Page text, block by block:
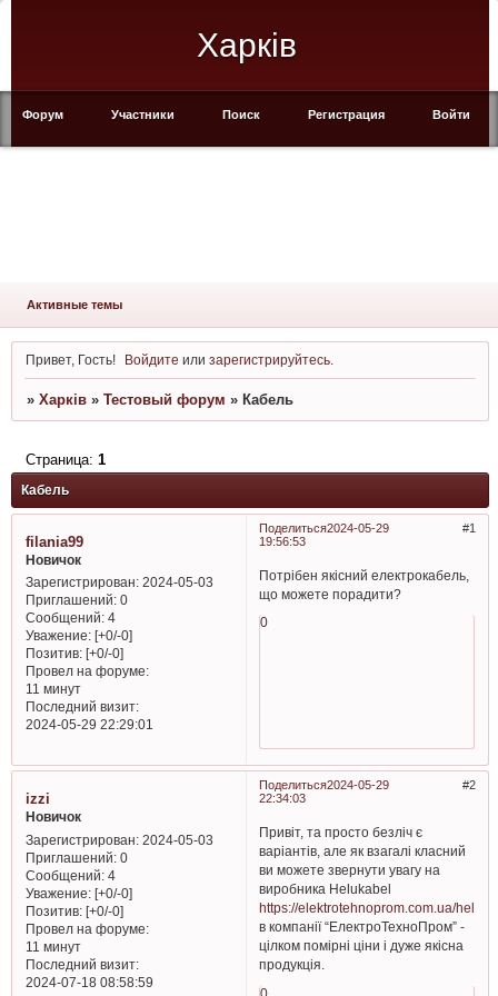
Харків
Форум Участники Поиск Регистрация Войти
Активные темы
Привет, Гость! Войдите илизарегистрируйтесь
» Харків » Тестовый форум » Кабель
Кабель
Страница: 1
Поделиться 1
2024-05-29
19:56:53
filania99
Новичок
Зарегистрирован: 2024-05-03
Приглашений:0
Сообщений:4
Уважение: [+0/-0]
Позитив: [+0/-0]
Провел на форуме:
11 минут
Последний визит:
2024-05-29 22:29:01
Потрібен якісний електрокабель,
що можете порадити?
0
Поделиться 2
2024-05-29
22:34:03
izzi
Новичок
Зарегистрирован: 2024-05-03
Приглашений:0
Сообщений:4
Уважение: [+0/-0]
Позитив: [+0/-0]
Провел на форуме:
11 минут
Последний визит:
2024-07-18 08:58:59
Привіт, та просто безліч є
варіантів, але як взагалі класний
ви можете звернути увагу на
виробника Helukabel
https://elektrotehnoprom.com.ua/
в компанії “ЕлектроТехноПром” -
цілком помірні ціни і дуже якісна
продукція.
0